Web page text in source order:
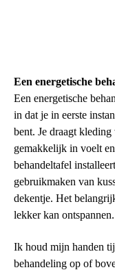
Een energetische
Een energetische
in dat je in eerste
bent. Je draagt kleding
gemakkelijk in voelt
behandeltafel
gebruikmaken van
dekentje. Het
lekker kan ontspannen.
Ik houd mijn handen
behandeling op of